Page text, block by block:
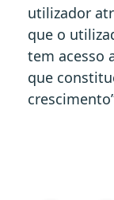
utilizador
que o
tem acesso
que